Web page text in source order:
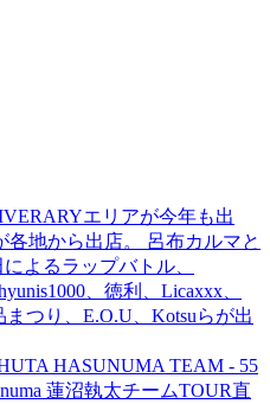
エリアが今年も出
各地から出店。 呂布カルマと
よるラップバトル、
、徳利、Licaxxx、
つり、E.O.U、Kotsuらが出
HASUNUMA TEAM - 55
蓮沼執太チームTOUR直